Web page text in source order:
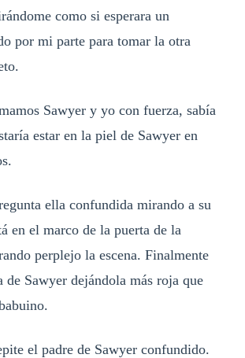
como si esperara un
por mi parte para tomar la otra
Sawyer y yo con fuerza, sabía
estar en la piel de Sawyer en
ella confundida mirando a su
en el marco de la puerta de la
perplejo la escena. Finalmente
de Sawyer dejándola más roja que
el padre de Sawyer confundido.